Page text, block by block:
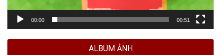
00:00 00:51
ALBUM ẢNH